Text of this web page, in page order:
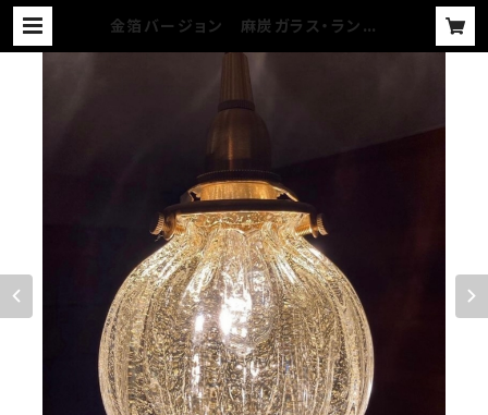
金箔バージョン 麻炭ガラス・ランプ
ソケット | YUGEN GLASS